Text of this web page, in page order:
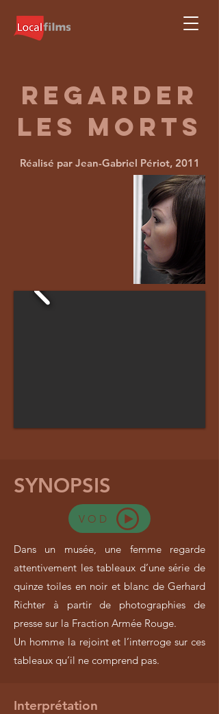
regarder
les morts
Réalisé par Jean-Gabriel Périot, 2011
SYNOPSIS
VOD
Dans un musée, une femme regarde
attentivement les tableaux d’une série de
quinze toiles en noir et blanc de Gerhard
Richter à partir de photographies de
presse sur la Fraction Armée Rouge.
Un homme la rejoint et l’interroge sur ces
tableaux qu’il ne comprend pas.
Interprétation